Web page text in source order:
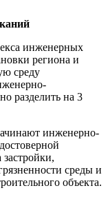
инженерных
региона и
среду
разделить на 3
инженерно-
среды и
объекта.